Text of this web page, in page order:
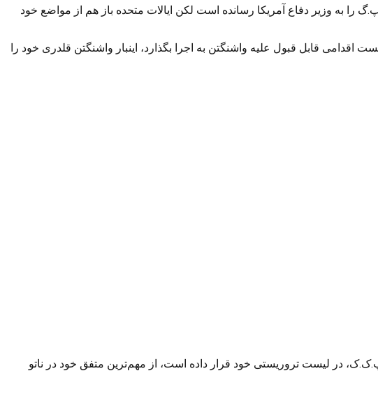
به وزیر دفاع آمریکا رسانده است لکن ایالات متحده باز هم از مواضع خود
حمایت احزاب مهم تُرک نتوانست اقدامی قابل قبول علیه واشنگتن به اجرا بگذارد، اینبار واشنگتن قلدری خود را
در لیست تروریستی خود قرار داده است، از مهم‌ترین متفق خود در ناتو